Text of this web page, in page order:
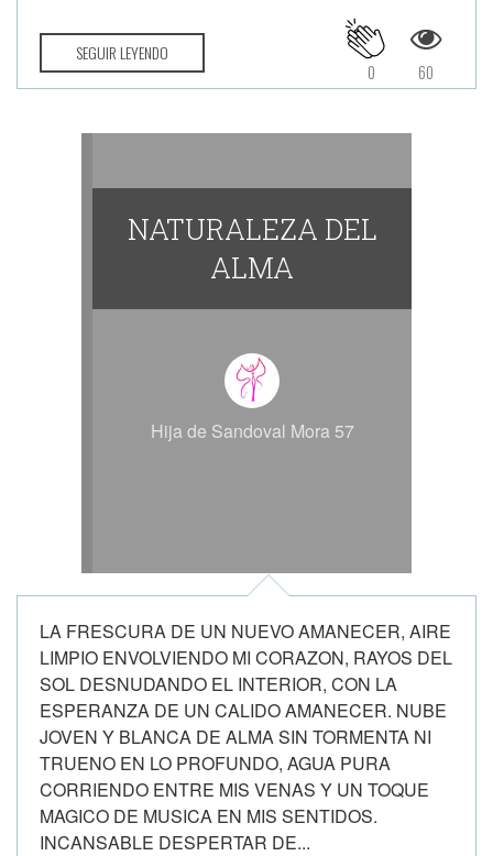
SEGUIR LEYENDO
60
0
NATURALEZA DEL
ALMA
Hija de Sandoval Mora 57
LA FRESCURA DE UN NUEVO AMANECER, AIRE
LIMPIO ENVOLVIENDO MI CORAZON, RAYOS DEL
SOL DESNUDANDO EL INTERIOR, CON LA
ESPERANZA DE UN CALIDO AMANECER. NUBE
JOVEN Y BLANCA DE ALMA SIN TORMENTA NI
TRUENO EN LO PROFUNDO, AGUA PURA
CORRIENDO ENTRE MIS VENAS Y UN TOQUE
MAGICO DE MUSICA EN MIS SENTIDOS.
INCANSABLE DESPERTAR DE...